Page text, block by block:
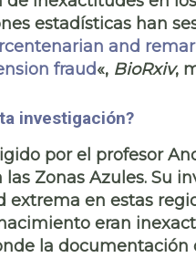
estadísticas han
and
fraud«, BioRxiv,
investigación?
por el profesor
Zonas Azules. Su
extrema en estas
eran
la